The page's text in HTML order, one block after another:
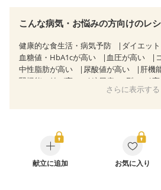
こんな病気・お悩みの方向けのレ
健康的な食生活・病気予防
ダイエット
血糖値・HbA1cが高い
血圧が高い
中性脂肪が高い
尿酸値が高い
肝機
腎機能の値が高い
糖尿病（2型）
狭心症 心筋梗塞
糖尿病性腎症（第３期）
CKD（ステ
CKD（ステージ２）
乳がん（抗がん
乳がん（ホルモン療法中）
乳がん（
さらに表示する
献立に追加 お気に入り